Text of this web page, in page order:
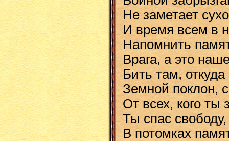
Не заметает
И время всем в
Напомнить
Врага, а это
Бить там,
Земной поклон,
От всех, кого ты
Ты спас
В потомках